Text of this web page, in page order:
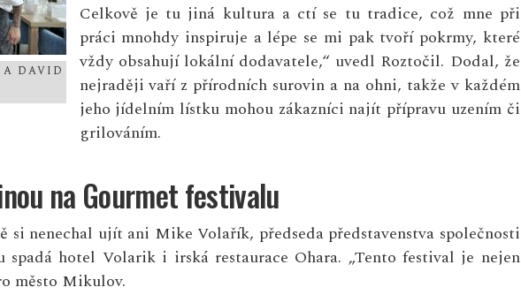
DAVID
Celkově je tu jiná kultura a ctí se tu tradice, což mne při
práci mnohdy inspiruje a lépe se mi pak tvoří pokrmy, které
vždy obsahují lokální dodavatele,“ uvedl Roztočil. Dodal, že
nejraději vaří z přírodních surovin a na ohni, takže v každém
jeho jídelním lístku mohou zákazníci najít přípravu uzením či
grilováním.
na Gourmet festivalu
nenechal ujít ani Mike Volařík, předseda představenstva společnosti
hotel Volarik i irská restaurace Ohara. „Tento festival je nejen
město Mikulov.